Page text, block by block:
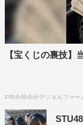
ンディング曲に
【宝くじの裏技】
PR(合同会社デジタルファー